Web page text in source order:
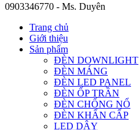
0903346770 - Ms. Duyên
Trang chủ
Giới thiệu
Sản phẩm
ĐÈN DOWNLIGHT
ĐÈN MÁNG
ĐÈN LED PANEL
ĐÈN ỐP TRẦN
ĐÈN CHỐNG NỔ
ĐÈN KHẨN CẤP
LED DÂY